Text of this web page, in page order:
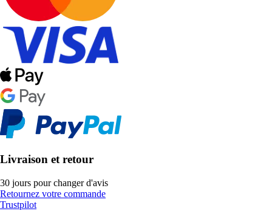
Livraison et retour
30 jours pour changer d'avis
Retournez votre commande
Trustpilot